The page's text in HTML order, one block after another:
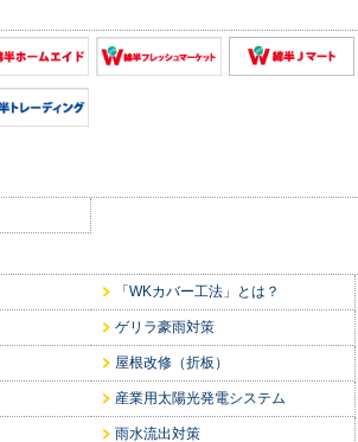
「WKカバー工法」とは？
ゲリラ豪雨対策
屋根改修（折板）
産業用太陽光発電システム
雨水流出対策